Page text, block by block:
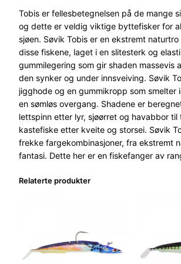
o
b
i
s
1
6
c
m
M
a
k
r
l
Tobis er fellesbetegnelsen på de mange
og dette er veldig viktige byttefisker for
sjøen. Søvik Tobis er en ekstremt naturtro
disse fiskene, laget i en slitesterk og
gummilegering som gir shaden massevis
den synker og under innsveiving. Søvik
jigghode og en gummikropp som smelter
en sømløs overgang. Shadene er
lettspinn etter lyr, sjøørret og havabbor til
kastefiske etter kveite og storsei. Søvik
frekke fargekombinasjoner, fra ekstremt
fantasi. Dette her er en fiskefanger av
Relaterte produkter